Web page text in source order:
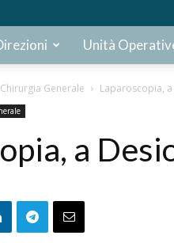
Unità
Chirurgia Generale Laparoscopia,
a